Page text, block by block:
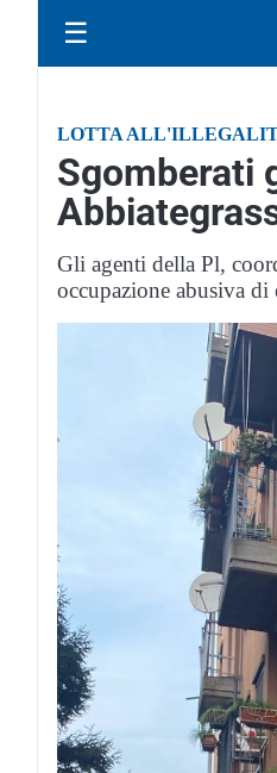
☰
LOTTA
Sgomberati
Gli agenti della Pl,
occupazione abusiva